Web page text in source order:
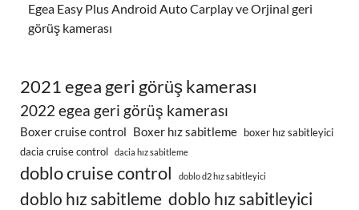
Egea Easy Plus Android Auto Carplay ve Orjinal geri
görüş kamerası
2021 egea geri görüş kamerası
2022 egea geri görüş kamerası
Boxer cruise control Boxer hız sabitleme boxer hız sabitleyici
dacia cruise control
dacia hız sabitleme
doblo cruise control doblo d2 hız sabitleyici
doblo hız sabitleme doblo hız sabitleyici